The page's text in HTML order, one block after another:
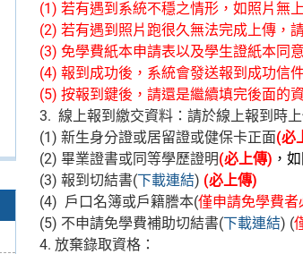
(1) 若有遇到系統不穩之情形，如照片無
(2) 若有遇到照片跑很久無法完成上傳，
(3) 免學費紙本申請表以及學生證紙本同
(4) 報到成功後，系統會發送報到成功信
(5) 按報到鍵後，請還是繼續填完後面的
3. 線上報到繳交資料：請於線上報到時
(1) 新生身分證或居留證或健保卡正面(必
(2) 畢業證書或同等學歷證明(必上傳) ，
(3) 報到切結書(下載連結) (必上傳)
(4) 戶口名簿或戶籍謄本(僅申請免學費者
(5) 不申請免學費補助切結書(下載連結) (
4. 放棄錄取資格：